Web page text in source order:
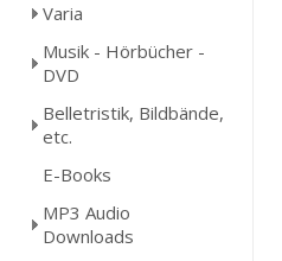
Varia
Musik - Hörbücher -
DVD
Belletristik, Bildbände,
etc.
E-Books
MP3 Audio
Downloads